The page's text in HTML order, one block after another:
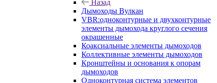
Назад
Дымоходы Вулкан
VBR:одноконтурные и двухконтурные
элементы дымохода круглого сечения
окрашенные
Коаксиальные элементы дымоходов
Коллективные элементы дымоходов
Кронштейны и основания к опорам
дымоходов
Одноконтурная система элементов